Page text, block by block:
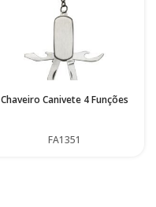
Chaveiro Canivete 4 Funções
FA1351